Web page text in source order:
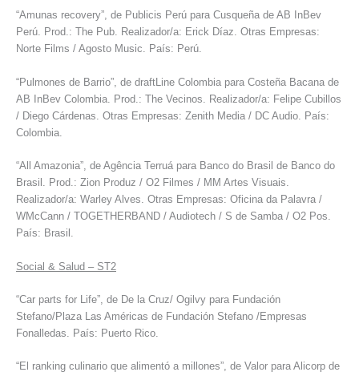
“Amunas recovery”, de Publicis Perú para Cusqueña de AB InBev
Perú. Prod.: The Pub. Realizador/a: Erick Díaz. Otras Empresas:
Norte Films / Agosto Music. País: Perú.
“Pulmones de Barrio”, de draftLine Colombia para Costeña Bacana de
AB InBev Colombia. Prod.: The Vecinos. Realizador/a: Felipe Cubillos
/ Diego Cárdenas. Otras Empresas: Zenith Media / DC Audio. País:
Colombia.
“All Amazonia”, de Agência Terruá para Banco do Brasil de Banco do
Brasil. Prod.: Zion Produz / O2 Filmes / MM Artes Visuais.
Realizador/a: Warley Alves. Otras Empresas: Oficina da Palavra /
WMcCann / TOGETHERBAND / Audiotech / S de Samba / O2 Pos.
País: Brasil.
Social & Salud – ST2
“Car parts for Life”, de De la Cruz/ Ogilvy para Fundación
Stefano/Plaza Las Américas de Fundación Stefano /Empresas
Fonalledas. País: Puerto Rico.
“El ranking culinario que alimentó a millones”, de Valor para Alicorp de